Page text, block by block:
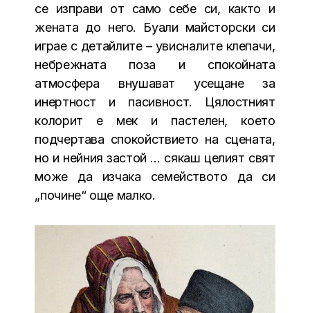
се изправи от само себе си, както и
жената до него. Буали майсторски си
играе с детайлите – увисналите клепачи,
небрежната поза и спокойната
атмосфера внушават усещане за
инертност и пасивност. Цялостният
колорит е мек и пастелен, което
подчертава спокойствието на сцената,
но и нейния застой … сякаш целият свят
може да изчака семейството да си
„почине“ още малко.